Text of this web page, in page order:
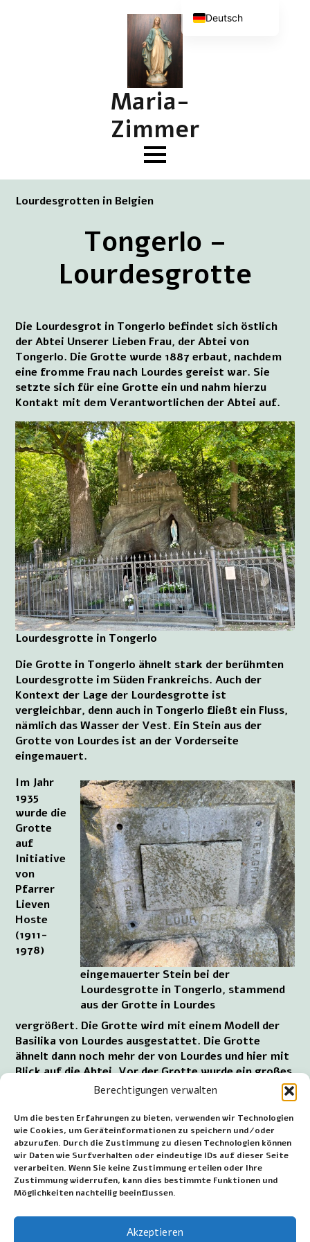
Berechtigungen verwalten
Um die besten Erfahrungen zu bieten, verwenden wir Technologien
wie Cookies, um Geräteinformationen zu speichern und/oder
abzurufen. Durch die Zustimmung zu diesen Technologien können
wir Daten wie Surfverhalten oder eindeutige IDs auf dieser Seite
verarbeiten. Wenn Sie keine Zustimmung erteilen oder Ihre
Zustimmung widerrufen, kann dies bestimmte Funktionen und
Möglichkeiten nachteilig beeinflussen.
Akzeptieren
Maria-
Zimmer
Lourdesgrotten in Belgien
Tongerlo –
Lourdesgrotte
Die Lourdesgrot in Tongerlo befindet sich östlich
der Abtei Unserer Lieben Frau, der Abtei von
Tongerlo. Die Grotte wurde 1887 erbaut, nachdem
eine fromme Frau nach Lourdes gereist war. Sie
setzte sich für eine Grotte ein und nahm hierzu
Kontakt mit dem Verantwortlichen der Abtei auf.
Lourdesgrotte in Tongerlo
Die Grotte in Tongerlo ähnelt stark der berühmten
Lourdesgrotte im Süden Frankreichs. Auch der
Kontext der Lage der Lourdesgrotte ist
vergleichbar, denn auch in Tongerlo fließt ein Fluss,
nämlich das Wasser der Vest. Ein Stein aus der
Grotte von Lourdes ist an der Vorderseite
eingemauert.
eingemauerter Stein bei der
Lourdesgrotte in Tongerlo, stammend
aus der Grotte in Lourdes
Im Jahr
1935
wurde die
Grotte
auf
Initiative
von
Pfarrer
Lieven
Hoste
(1911-
1978)
vergrößert. Die Grotte wird mit einem Modell der
Basilika von Lourdes ausgestattet. Die Grotte
ähnelt dann noch mehr der von Lourdes und hier mit
Blick auf die Abtei. Vor der Grotte wurde ein großes
Eisentor aufgestellt, das ein Geschenk der
Im Jahre 1983 wurde die Höhle schwer beschädigt
und die Marienstatue wurde gefunden, ist aber
leider vollständig zerstört. Die Höhle wird von
Freiwilligen restauriert und am 30. April 1983 wurde
die neue Marienstatue von (Hildeward) Aloïs De
Prämonstratenser, Norbertinerorden) geweiht.
Deutsch